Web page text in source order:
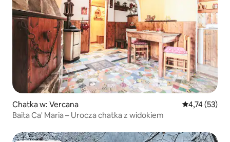
Chatka w: Vercana Średnia
4,74 (53)
Baita Ca' Maria – Urocza chatka z widokiem